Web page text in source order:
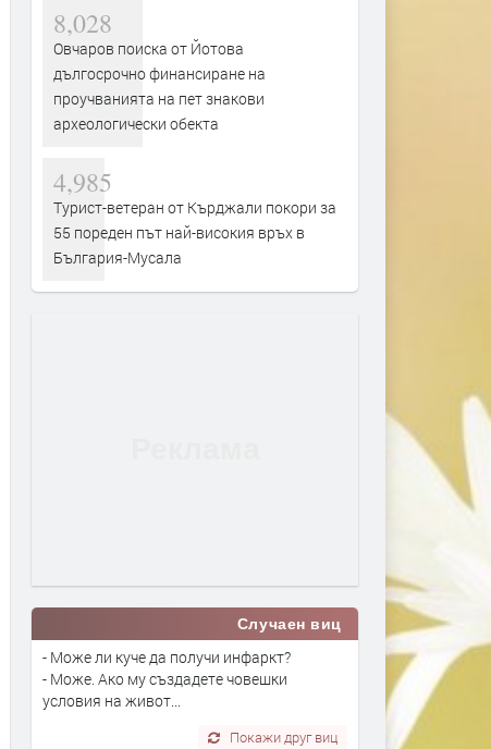
8,028
Овчаров поиска от Йотова
дългосрочно финансиране на
проучванията на пет знакови
археологически обекта
4,985
Турист-ветеран от Кърджали покори за
55 пореден път най-високия връх в
България-Мусала
Случаен виц
- Може ли куче да получи инфаркт?
- Може. Ако му създадете човешки
условия на живот...
Покажи друг виц